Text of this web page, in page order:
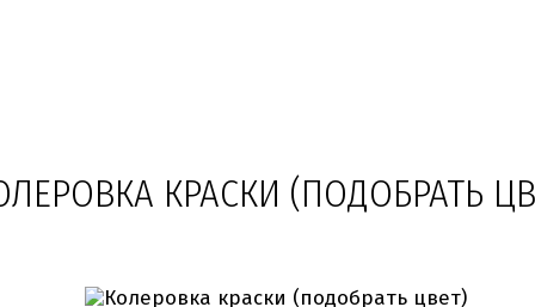
КРАСКИ (ПОДОБРАТЬ